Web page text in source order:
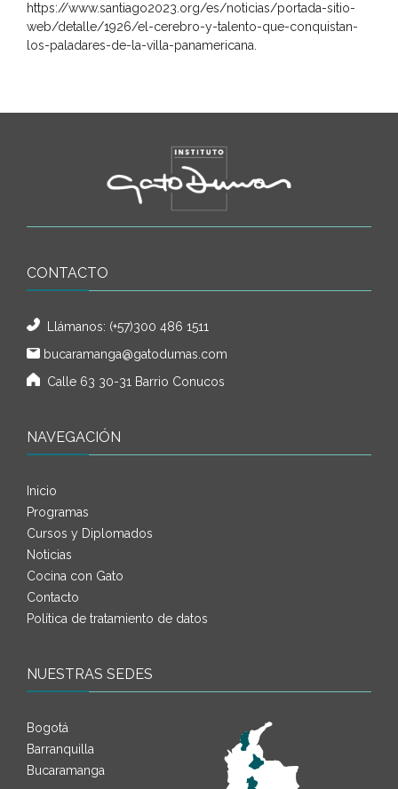
https://www.santiago2023.org/es/noticias/portada-sitio-
web/detalle/1926/el-cerebro-y-talento-que-conquistan-
los-paladares-de-la-villa-panamericana.
CONTACTO
Llámanos: (+57)300 486 1511
bucaramanga@gatodumas.com
Calle 63 30-31 Barrio Conucos
NAVEGACIÓN
Inicio
Programas
Cursos y Diplomados
Noticias
Cocina con Gato
Contacto
Política de tratamiento de datos
NUESTRAS SEDES
Bogotá
Barranquilla
Bucaramanga